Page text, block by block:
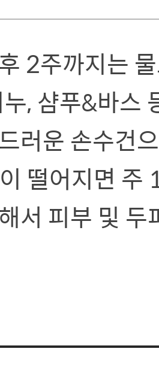
2주까지는
, 샴푸&바스
러운 손수건
떨어지면 주
서 피부 및